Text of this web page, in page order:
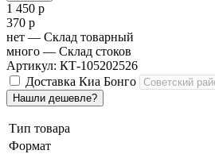
1 450 р
370 р
нет — Склад товарный
много — Склад стоков
Артикул: КТ-105202526
Доставка Киа Бонго
Тип товара
Формат